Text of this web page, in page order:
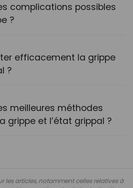
complications possibles
?
efficacement la grippe
?
meilleures méthodes
grippe et l’état grippal ?
les articles, notamment celles relatives à